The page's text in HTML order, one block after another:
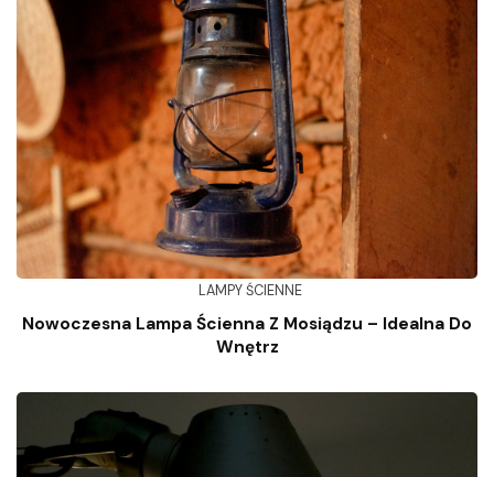
LAMPY ŚCIENNE
Nowoczesna Lampa Ścienna Z Mosiądzu – Idealna Do
Wnętrz